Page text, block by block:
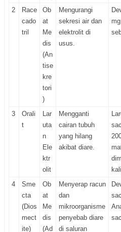
2
Race
cado
tril
Ob
at
Me
dis
(An
tise
kre
tori
)
Mengurangi
sekresi air dan
elektrolit di
usus.
3
Orali
t
Lar
uta
n
Ele
ktr
olit
Mengganti
cairan tubuh
yang hilang
akibat diare.
4
Sme
cta
(Dios
mect
ite)
Ob
at
Me
dis
(Ad
Menyerap racun
dan
mikroorganisme
penyebab diare
di saluran